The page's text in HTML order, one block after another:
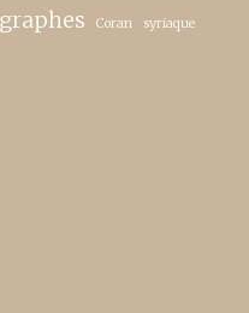
Coran syriaque